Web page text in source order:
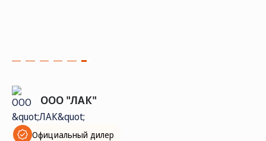
ООО "ЛАК"
Официальный дилер